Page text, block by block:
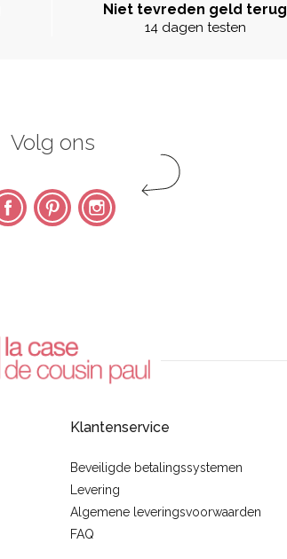
Niet tevreden geld terug
14 dagen testen
Volg ons
FacebookPinterest Instagram
Klantenservice
Beveiligde betalingssystemen
Levering
Algemene leveringsvoorwaarden
FAQ